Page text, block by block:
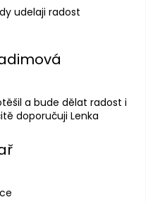
udelaji radost
is 5 out of 5 stars.
a bude dělat radost i
doporučuji Lenka
is 5 out of 5 stars.